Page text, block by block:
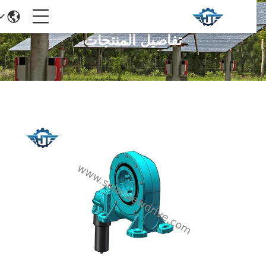
تفاصيل المنتجات